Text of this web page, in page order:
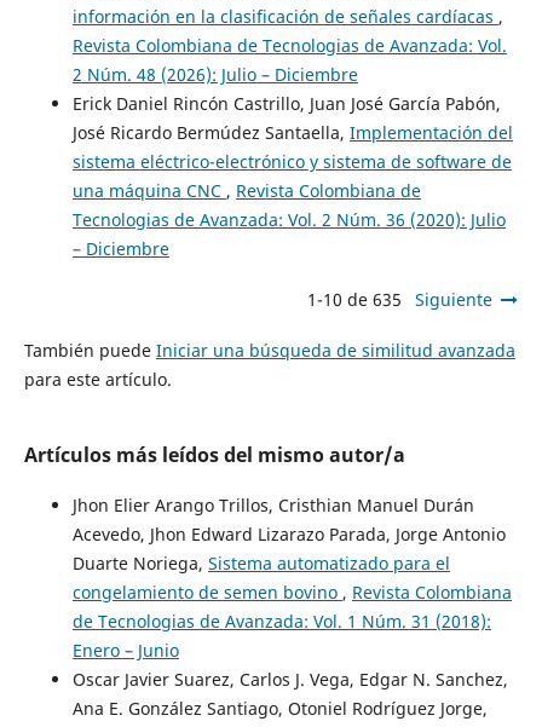
información en la clasificación de señales cardíacas ,
Revista Colombiana de Tecnologias de Avanzada: Vol.
2 Núm. 48 (2026): Julio – Diciembre
Erick Daniel Rincón Castrillo, Juan José García Pabón,
José Ricardo Bermúdez Santaella, Implementación del
sistema eléctrico-electrónico y sistema de software de
una máquina CNC , Revista Colombiana de
Tecnologias de Avanzada: Vol. 2 Núm. 36 (2020): Julio
– Diciembre
1-10 de 635 Siguiente
También puede Iniciar una búsqueda de similitud avanzada
para este artículo.
Artículos más leídos del mismo autor/a
Jhon Elier Arango Trillos, Cristhian Manuel Durán
Acevedo, Jhon Edward Lizarazo Parada, Jorge Antonio
Duarte Noriega, Sistema automatizado para el
congelamiento de semen bovino , Revista Colombiana
de Tecnologias de Avanzada: Vol. 1 Núm. 31 (2018):
Enero – Junio
Oscar Javier Suarez, Carlos J. Vega, Edgar N. Sanchez,
Ana E. González Santiago, Otoniel Rodríguez Jorge,